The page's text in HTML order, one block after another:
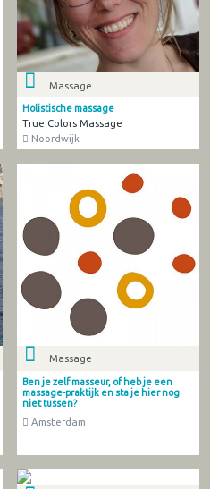
Massage
Holistische massage
True Colors Massage
Noordwijk
Massage
Ben je zelf masseur, of heb je een
massage-praktijk en sta je hier nog
niet tussen?
Amsterdam